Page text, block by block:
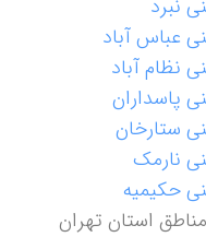
نبرد
عباس آباد
نظام آباد
پاسداران
ستارخان
نارمک
حکیمیه
استان تهران